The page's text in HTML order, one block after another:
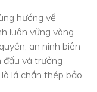
hướng về
luôn vững vàng
an ninh biên
đấu và trưởng
lá chắn thép bảo